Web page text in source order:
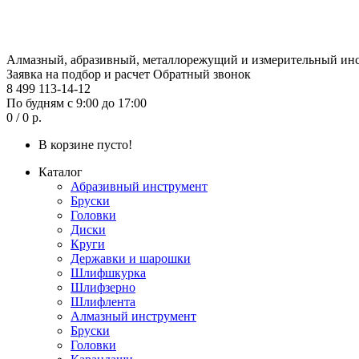
Алмазный, абразивный, металлорежущий и измерительный
Заявка на подбор и расчет Обратный звонок
8 499 113-14-12
По будням с 9:00 до 17:00
0 / 0 р.
В корзине пусто!
Каталог
Абразивный инструмент
Бруски
Головки
Диски
Круги
Державки и шарошки
Шлифшкурка
Шлифзерно
Шлифлента
Алмазный инструмент
Бруски
Головки